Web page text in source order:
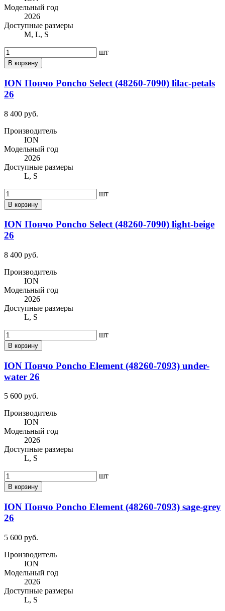
Модельный год
2026
Доступные размеры
M, L, S
шт
В корзину
ION Пончо Poncho Select (48260-7090) lilac-petals
26
8 400 руб.
Производитель
ION
Модельный год
2026
Доступные размеры
L, S
шт
В корзину
ION Пончо Poncho Select (48260-7090) light-beige
26
8 400 руб.
Производитель
ION
Модельный год
2026
Доступные размеры
L, S
шт
В корзину
ION Пончо Poncho Element (48260-7093) under-
water 26
5 600 руб.
Производитель
ION
Модельный год
2026
Доступные размеры
L, S
шт
В корзину
ION Пончо Poncho Element (48260-7093) sage-grey
26
5 600 руб.
Производитель
ION
Модельный год
2026
Доступные размеры
L, S